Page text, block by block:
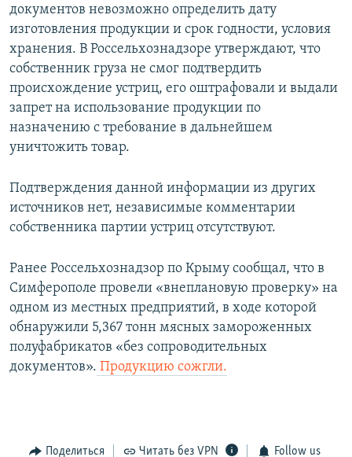
документов невозможно определить дату
изготовления продукции и срок годности, условия
хранения. В Россельхознадзоре утверждают, что
собственник груза не смог подтвердить
происхождение устриц, его оштрафовали и выдали
запрет на использование продукции по
назначению с требование в дальнейшем
уничтожить товар.
Подтверждения данной информации из других
источников нет, независимые комментарии
собственника партии устриц отсутствуют.
Ранее Россельхознадзор по Крыму сообщал, что в
Симферополе провели «внеплановую проверку» на
одном из местных предприятий, в ходе которой
обнаружили 5,367 тонн мясных замороженных
полуфабрикатов «без сопроводительных
документов». Продукцию сожгли.
Поделиться Читать без VPN Follow us